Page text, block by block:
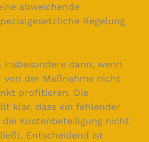
abweichende
Regelung
dann, wenn
von der Maßnahme nicht
profitieren. Die
klar, dass ein fehlender
Kostenbeteiligung nicht
Entscheidend ist